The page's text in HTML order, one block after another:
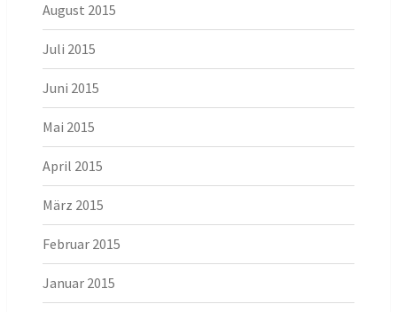
August 2015
Juli 2015
Juni 2015
Mai 2015
April 2015
März 2015
Februar 2015
Januar 2015